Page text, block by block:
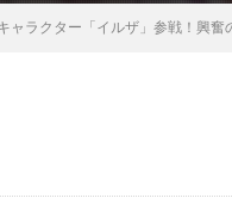
ャラクター「イルザ」参戦！興